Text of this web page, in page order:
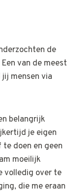
de
van de meest
mensen via
belangrijk
je eigen
doen en geen
moeilijk
volledig over te
die me eraan